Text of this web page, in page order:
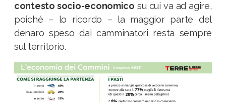
contesto socio-economico su cui va ad agire,
poiché – lo ricordo – la maggior parte del
denaro speso dai camminatori resta sempre
sul territorio.